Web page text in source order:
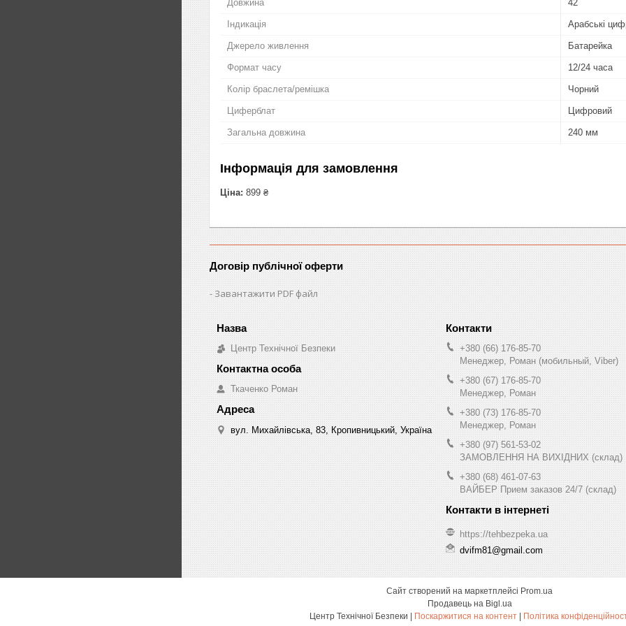
Довжина 42
Індикація Арабські
Джерело живлення Батарейка
Формат часу 12/24 часа
Колір браслета/ремішка Чорний
Циферблат Цифровий
Загальна довжина 240 мм
Інформація для замовлення
Ціна: 899 ₴
Договір публічної оферти
Завантажити PDF файл
Центр Технічної Безпеки
Ткаченко Роман
вул. Михайлівська, 83, Кропивницький, Україна
+380 (66) 176-85-70
Менеджер, Роман (мобильный, Viber)
+380 (67) 176-85-70
Менеджер, Роман
+380 (73) 176-85-70
Менеджер, Роман
+380 (97) 561-53-02
ЗАМОВЛЕННЯ НА ВИХІДНИХ (склад)
+380 (68) 461-07-63
ВАЙБЕР Прием заказов 24/7 (склад)
https://tehbezpeka.ua
dvifm81@gmail.com
Сайт створений на маркетплейсі Prom.ua
Продавець на Bigl.ua
Центр Технічної Безпеки | Поскаржитися на контент | Політика